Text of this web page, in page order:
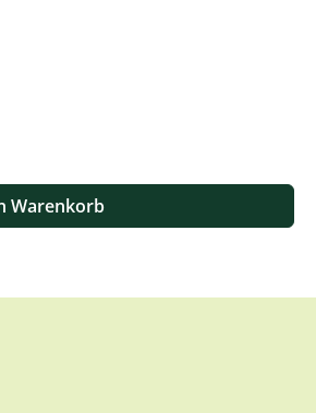
um die Anzahl zu erhöhen oder
Warenkorb